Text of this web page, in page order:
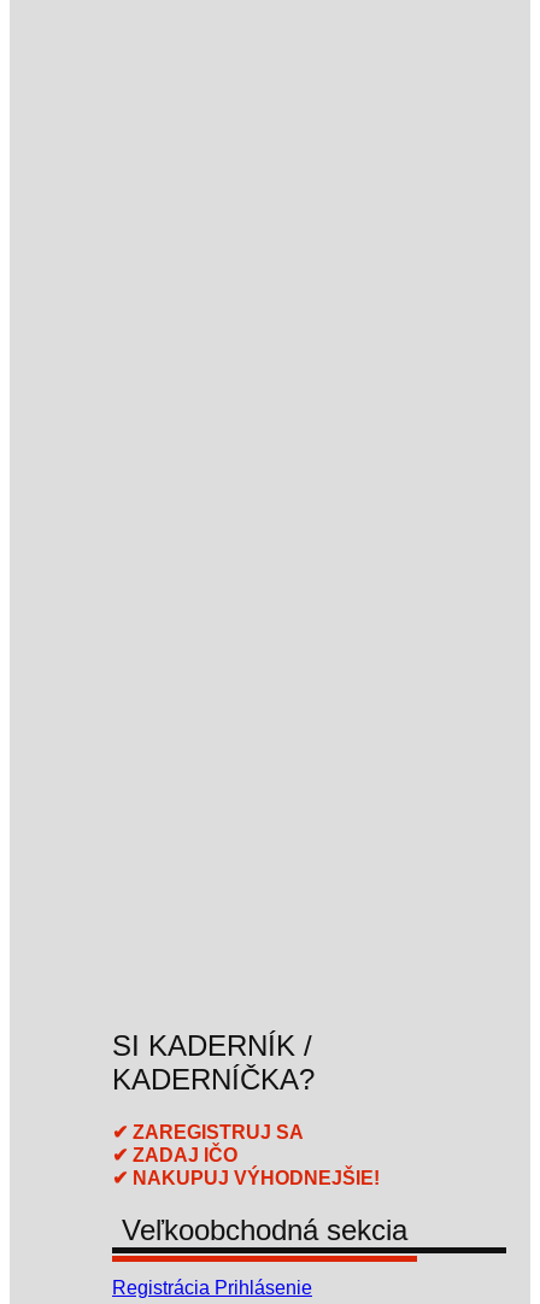
SI KADERNÍK /
KADERNÍČKA?
✔ ZAREGISTRUJ SA
✔ ZADAJ IČO
✔ NAKUPUJ VÝHODNEJŠIE!
Veľkoobchodná sekcia
Registrácia Prihlásenie